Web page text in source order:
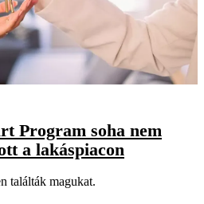
Program soha nem
a lakáspiacon
találták magukat.